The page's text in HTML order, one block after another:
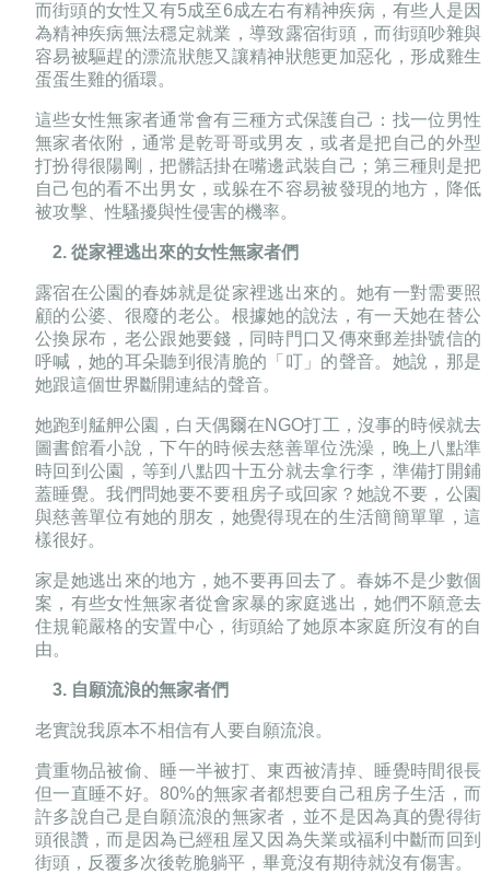
而街頭的女性又有5成至6成左右有精神疾病，有些人是因
為精神疾病無法穩定就業，導致露宿街頭，而街頭吵雜與
容易被驅趕的漂流狀態又讓精神狀態更加惡化，形成雞生
蛋蛋生雞的循環。
這些女性無家者通常會有三種方式保護自己 ： 找一位男性
無家者依附，通常是乾哥哥或男友，或者是把自己的外型
打扮得很陽剛，把髒話掛在嘴邊武裝自己；第三種則是把
自己包的看不出男女，或躲在不容易被發現的地方，降低
被攻擊、性騷擾與性侵害的機率。
2. 從家裡逃出來的女性無家者們
露宿在公園的春姊就是從家裡逃出來的。她有一對需要照
顧的公婆、很廢的老公。根據她的說法，有一天她在替公
公換尿布，老公跟她要錢，同時門口又傳來郵差掛號信的
呼喊，她的耳朵聽到很清脆的「叮」的聲音。她說，那是
她跟這個世界斷開連結的聲音。
她跑到艋舺公園，白天偶爾在NGO打工，沒事的時候就去
圖書館看小說，下午的時候去慈善單位洗澡，晚上八點準
時回到公園，等到八點四十五分就去拿行李，準備打開鋪
蓋睡覺。我們問她要不要租房子或回家 ？她說不要，公園
與慈善單位有她的朋友，她覺得現在的生活簡簡單單，這
樣很好。
家是她逃出來的地方，她不要再回去了。 春姊不是少數個
案，有些女性無家者從會家暴的家庭逃出，她們不願意去
住規範嚴格的安置中心，街頭給了她原本家庭所沒有的自
由。
3. 自願流浪的無家者們
老實說我原本不相信有人要自願流浪。
貴重物品被偷、睡一半被打、東西被清掉、睡覺時間很長
但一直睡不好。80%的無家者都想要自己租房子生活，而
許多說自己是自願流浪的無家者，並不是因為真的覺得街
頭很讚，而是因為已經租屋又因為失業或福利中斷而回到
街頭，反覆多次後乾脆躺平，畢竟沒有期待就沒有傷害。